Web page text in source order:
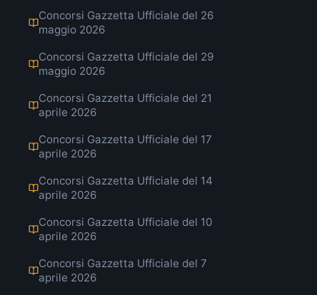
Concorsi Gazzetta Ufficiale del 26
maggio 2026
Concorsi Gazzetta Ufficiale del 29
maggio 2026
Concorsi Gazzetta Ufficiale del 21
aprile 2026
Concorsi Gazzetta Ufficiale del 17
aprile 2026
Concorsi Gazzetta Ufficiale del 14
aprile 2026
Concorsi Gazzetta Ufficiale del 10
aprile 2026
Concorsi Gazzetta Ufficiale del 7
aprile 2026